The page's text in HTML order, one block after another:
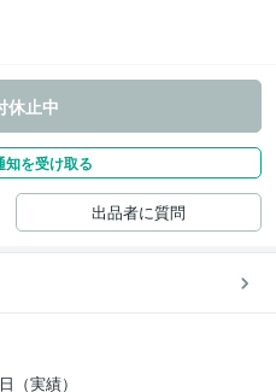
休止中
知を受け取る
出品者に質問
（実績）